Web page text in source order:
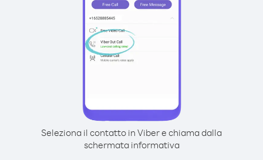
Seleziona il contatto in Viber e chiama dalla
schermata informativa